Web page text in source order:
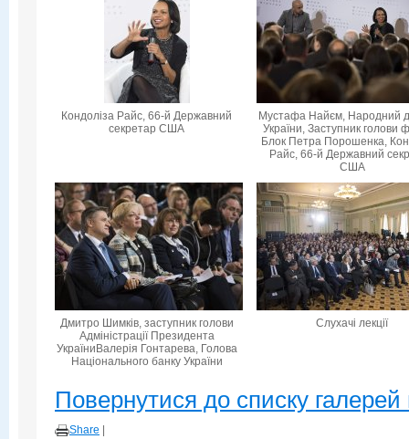
Кондоліза Райс, 66-й Державний
секретар США
Мустафа Найєм, Народний
України, Заступник голови
Блок Петра Порошенка,
Райс, 66-й Державний
США
Дмитро Шимків, заступник голови
Адміністрації Президента
УкраїниВалерія Гонтарева, Голова
Національного банку України
Слухачі лекції
Повернутися до списку галерей
Share